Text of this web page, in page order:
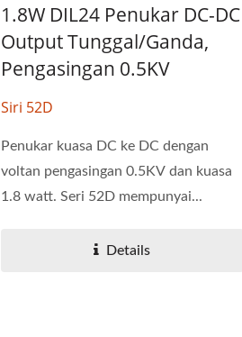
1.8W DIL24 Penukar DC-DC
Output Tunggal/Ganda,
Pengasingan 0.5KV
Siri 52D
Penukar kuasa DC ke DC dengan
voltan pengasingan 0.5KV dan kuasa
1.8 watt. Seri 52D mempunyai...
Details